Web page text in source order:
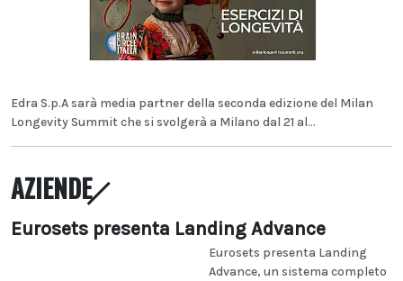
Edra S.p.A sarà media partner della seconda edizione del Milan
Longevity Summit che si svolgerà a Milano dal 21 al...
AZIENDE
Eurosets presenta Landing Advance
Eurosets presenta Landing
Advance, un sistema completo